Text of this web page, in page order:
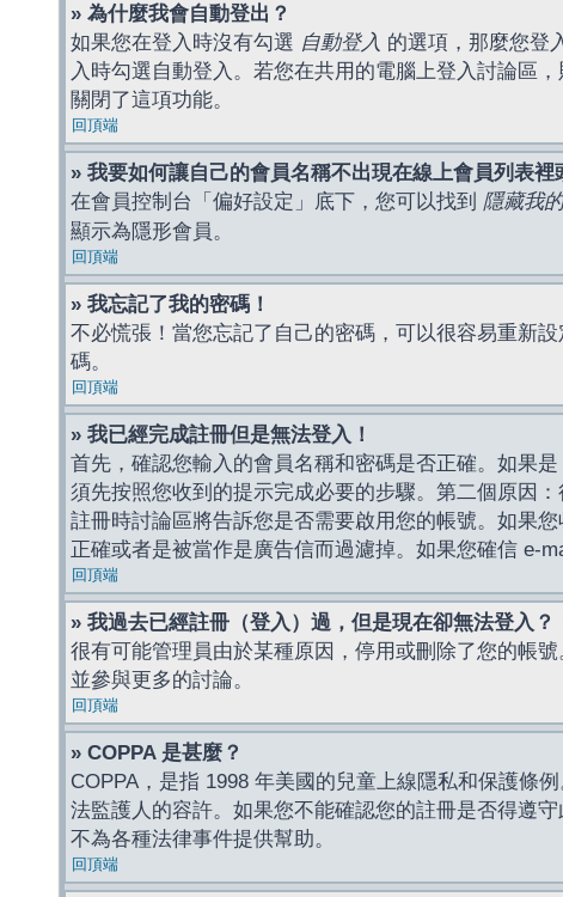
» 為什麼我會自動登出？
如果您在登入時沒有勾選 自動登入 的選項，那麼您登
入時勾選自動登入。若您在共用的電腦上登入討論區
關閉了這項功能。
回頂端
» 我要如何讓自己的會員名稱不出現在線上會員列表裡
在會員控制台「偏好設定」底下，您可以找到 隱藏我
顯示為隱形會員。
回頂端
» 我忘記了我的密碼！
不必慌張！當您忘記了自己的密碼，可以很容易重新
碼。
回頂端
» 我已經完成註冊但是無法登入！
首先，確認您輸入的會員名稱和密碼是否正確。如果
須先按照您收到的提示完成必要的步驟。第二個原因
註冊時討論區將告訴您是否需要啟用您的帳號。如果
正確或者是被當作是廣告信而過濾掉。如果您確信 e-
回頂端
» 我過去已經註冊（登入）過，但是現在卻無法登入？
很有可能管理員由於某種原因，停用或刪除了您的帳
並參與更多的討論。
回頂端
» COPPA 是甚麼？
COPPA，是指 1998 年美國的兒童上線隱私和保護條
法監護人的容許。如果您不能確認您的註冊是否得遵
不為各種法律事件提供幫助。
回頂端